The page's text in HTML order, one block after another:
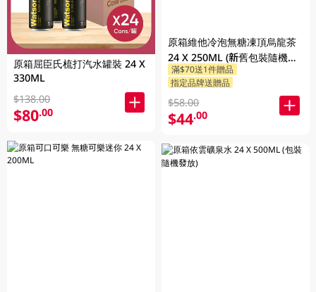
原箱屈臣氏梳打汽水罐裝 24 X
330ML
$138.00
$80.00
原箱維他冷泡無糖凍頂烏龍茶
24 X 250ML (新舊包裝隨機發
貨)
滿$70送1件贈品
指定品牌送贈品
$58.00
$44.00